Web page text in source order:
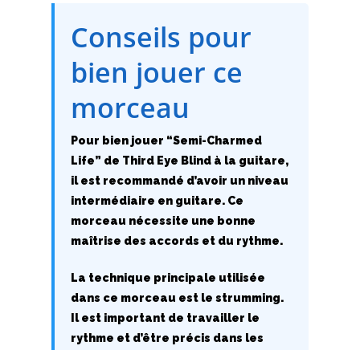
Conseils pour
bien jouer ce
morceau
Pour bien jouer “Semi-Charmed
Life” de Third Eye Blind à la guitare,
il est recommandé d’avoir un niveau
intermédiaire en guitare. Ce
morceau nécessite une bonne
maîtrise des accords et du rythme.
La technique principale utilisée
dans ce morceau est le strumming.
Il est important de travailler le
rythme et d’être précis dans les
M
N
P
Q
R
T
U